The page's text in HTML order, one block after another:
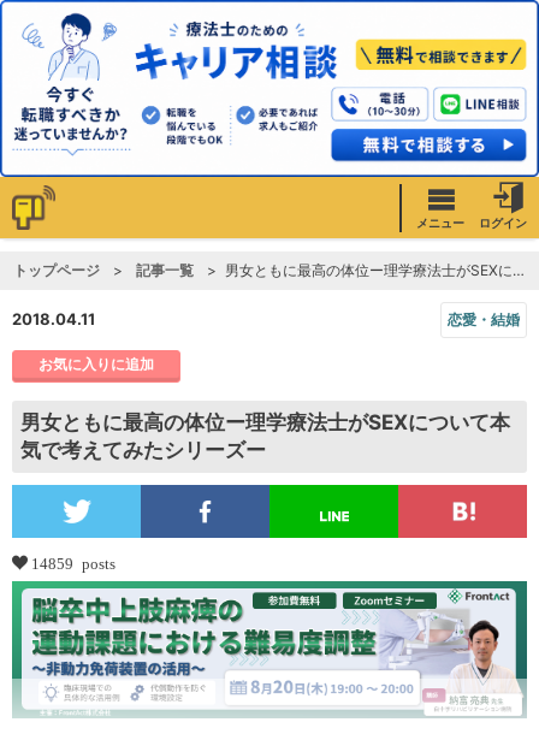
メニュー ログイン
トップページ 記事一覧 男女ともに最高の体位ー理学療法士がSEXについて本気で考えてみたシリーズー
2018.04.11 恋愛・結婚
お気に入りに追加
男女ともに最高の体位ー理学療法士がSEXについて本
気で考えてみたシリーズー
14859 posts